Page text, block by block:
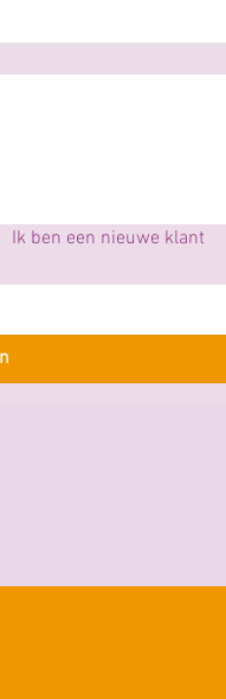
Ik ben een nieuwe klant